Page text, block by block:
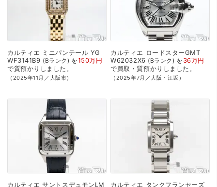
カルティエ ミニパンテール YG
WF3141B9
Bランク を150万円
で質預かり しました。
（2025年11月／大阪市）
カルティエ ロードスターGMT
W62032X6
Bランク を36万円
で買取・質預かり しました。
（2025年7月／大阪・江坂）
カルティエ サントスデュモンLM
カルティエ タンクフランセーズ